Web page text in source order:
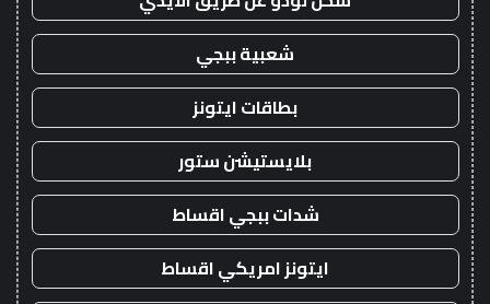
شعبية ببجي
بطاقات ايتونز
بلايستيشن ستور
شدات ببجي اقساط
ايتونز امريكي اقساط